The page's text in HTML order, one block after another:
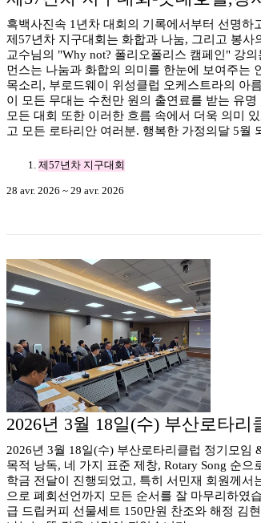
흑백사진속 1년차 대회의 기록에서부터 선명
제57년차 지구대회는 화합과 나눔, 그리고 봉
교수님의 "Why not? 폴리오폴리스 캠페인" 강
먼스는 나눔과 화합의 의미를 한눈에 보여주는
목소리, 부로드웨이 위성클럽 오케스트라의 아
이 모든 무대는 수천만 원의 출연료를 받는 유
모든 대회 또한 이러한 흐름 속에서 더욱 의미
고 모든 로타리안 여러분. 행복한 가정의달 5월
제57년차 지구대회
28 avr. 2026 ~ 29 avr. 2026
2026년 3월 18일(수) 부산로타
2026년 3월 18일(수) 부산로타리클럽 정기모임
목적 낭독, 네 가지 표준 제창, Rotary Song 순
학금 전달이 진행되었고, 특히 서민재 회원께
으로 폐회선언까지 모든 순서를 잘 마무리하였
급 드립커피 선물세트 150만원 찬조와 해정 김